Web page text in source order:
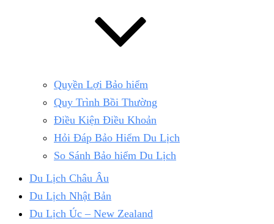
Quyền Lợi Bảo hiểm
Quy Trình Bồi Thường
Điều Kiện Điều Khoản
Hỏi Đáp Bảo Hiểm Du Lịch
So Sánh Bảo hiểm Du Lịch
Du Lịch Châu Âu
Du Lịch Nhật Bản
Du Lịch Úc – New Zealand